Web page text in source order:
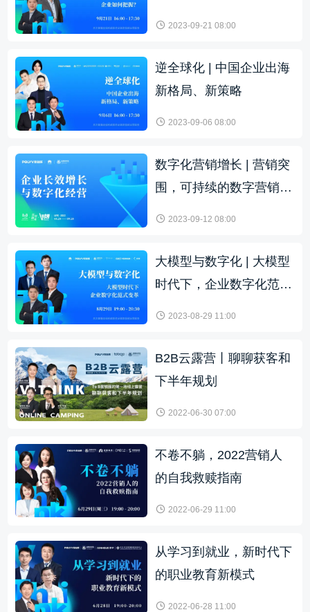
2023-09-21 08:00
逆全球化 | 中国企业出海
新格局、新策略
2023-09-06 08:00
数字化营销增长 | 营销突
围，可持续的数字营销增
2023-09-12 08:00
大模型与数字化 | 大模型
时代下，企业数字化范式
2023-08-29 11:00
B2B云露营丨聊聊获客和
下半年规划
2022-06-30 07:00
不卷不躺，2022营销人
的自我救赎指南
2022-06-29 11:00
从学习到就业，新时代下
的职业教育新模式
2022-06-28 11:00